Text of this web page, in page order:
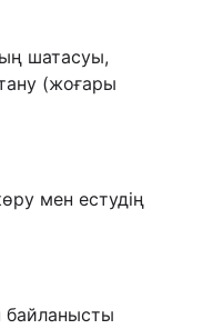
шатасуы,
(жоғары
мен естудің